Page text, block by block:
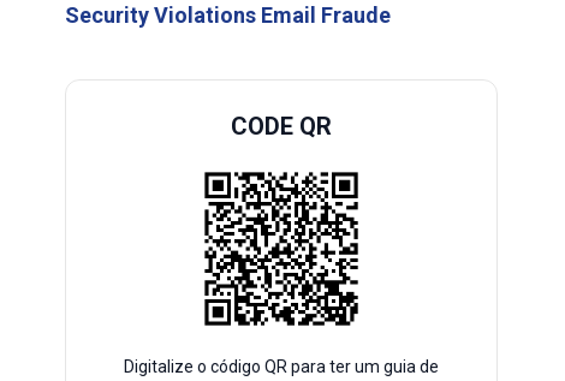
Security Violations Email Fraude
CODE QR
Digitalize o código QR para ter um guia de